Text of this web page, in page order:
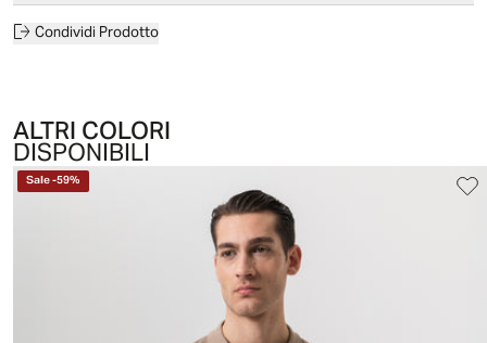
Condividi Prodotto
ALTRI COLORI
DISPONIBILI
Sale-59%